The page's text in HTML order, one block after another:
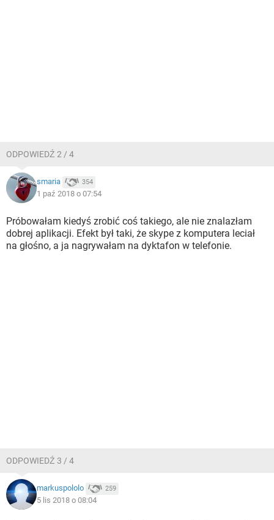
ODPOWIEDŹ 2 / 4
smaria 354
1 paź 2018 o 07:54
Próbowałam kiedyś zrobić coś takiego, ale nie znalazłam
dobrej aplikacji. Efekt był taki, że skype z komputera leciał
na głośno, a ja nagrywałam na dyktafon w telefonie.
ODPOWIEDŹ 3 / 4
markuspololo 259
5 lis 2018 o 08:04